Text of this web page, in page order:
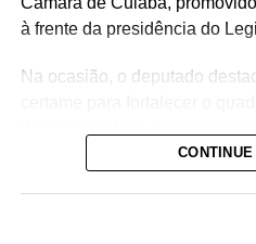
à frente da presidência do
Na ocasião, o deputado